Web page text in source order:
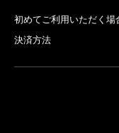
初めてご利用いただく場
決済方法